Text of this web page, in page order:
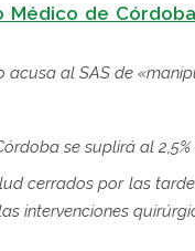
Médico de
acusa al SAS de
se suplirá al
cerrados por las
intervenciones